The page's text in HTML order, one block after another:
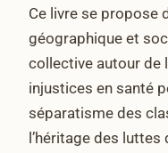
Ce livre se propose
géographique et
collective autour de
injustices en santé
séparatisme des
l’héritage des